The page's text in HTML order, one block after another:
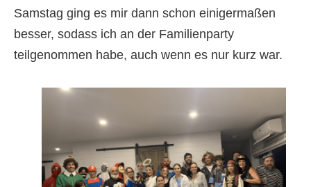
Samstag ging es mir dann schon einigermaßen
besser, sodass ich an der Familienparty
teilgenommen habe, auch wenn es nur kurz war.